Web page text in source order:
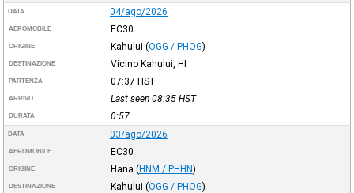
DATA 04/ago/2026
AEROMOBILE EC30
ORIGINE Kahului (OGG / PHOG)
DESTINAZIONE Vicino Kahului, HI
PARTENZA 07:37 HST
ARRIVO Last seen 08:35 HST
DURATA 0:57
DATA 03/ago/2026
AEROMOBILE EC30
ORIGINE Hana (HNM / PHHN)
DESTINAZIONE Kahului (OGG / PHOG)